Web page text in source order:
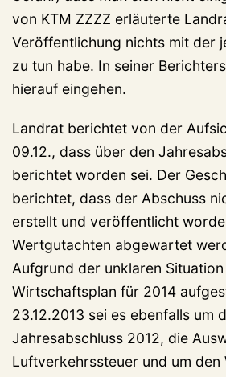
von KTM ZZZZ erläuterte
Veröffentlichung nichts mit der
zu tun habe. In seiner
hierauf eingehen.
Landrat berichtet von der
09.12., dass über den
berichtet worden sei. Der
berichtet, dass der Abschuss
erstellt und veröffentlicht
Wertgutachten abgewartet
Aufgrund der unklaren
Wirtschaftsplan für 2014
23.12.2013 sei es ebenfalls um
Jahresabschluss 2012, die
Luftverkehrssteuer und um